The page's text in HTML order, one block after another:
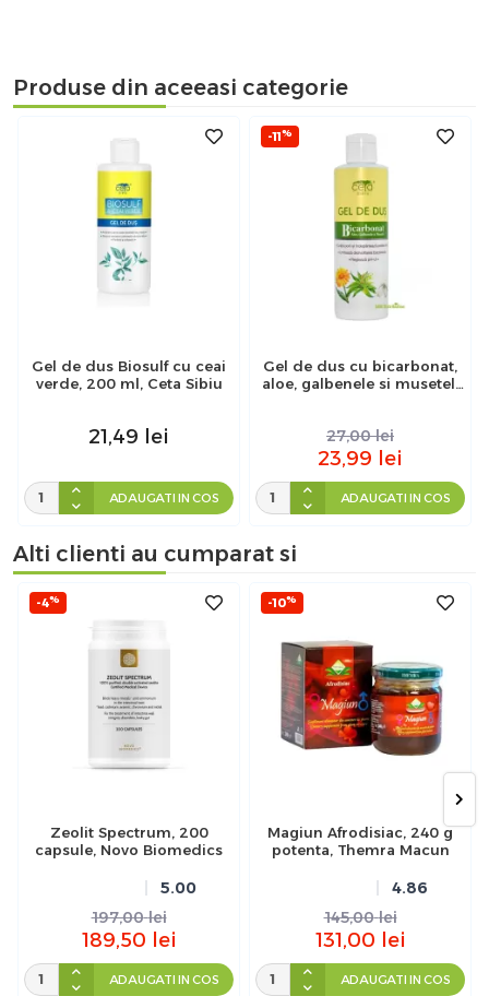
Produse din aceeasi categorie
Gel de dus Biosulf cu ceai
verde, 200 ml, Ceta Sibiu
21,49 lei
ADAUGATI IN COS
-11%
Gel de dus cu bicarbonat,
aloe, galbenele si musetel,
27,00 lei
23,99 lei
ADAUGATI IN COS
Alti clienti au cumparat si
-4%
Zeolit Spectrum, 200
capsule, Novo Biomedics
5.00
197,00 lei
189,50 lei
ADAUGATI IN COS
-10%
Magiun Afrodisiac, 240 g
potenta, Themra Macun
4.86
145,00 lei
131,00 lei
ADAUGATI IN COS